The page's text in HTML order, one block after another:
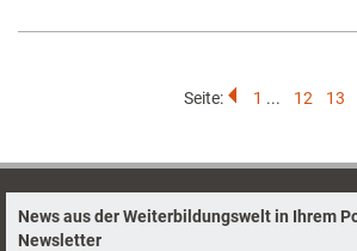
Seite: 1 ... 12 13
News aus der Weiterbildungswelt in Ihrem
Newsletter